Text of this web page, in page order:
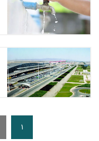
۱